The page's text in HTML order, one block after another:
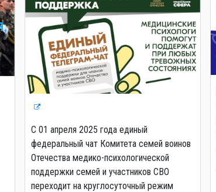
С 01 апреля 2025 года единый
федеральный чат Комитета семей воинов
Отечества медико-психологической
поддержки семей и участников СВО
переходит на круглосуточный режим